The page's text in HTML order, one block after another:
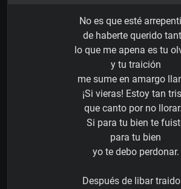
No es que esté
de haberte querido
lo que me apena es tu
y tu traición
me sume en amargo
¡Si vieras! Estoy tan
que canto por no
Si para tu bien te
para tu bien
yo te debo perdonar.
Después de libar